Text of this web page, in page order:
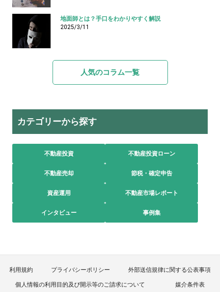
地面師とは？手口をわかりやすく解説
2025/3/11
人気のコラム一覧
カテゴリーから探す
不動産投資 不動産投資ローン
不動産売却 節税・確定申告
資産運用 不動産市場レポート
インタビュー 事例集
利用規約 プライバシーポリシー 外部送信規律に関する公表事項
個人情報の利用目的及び開示等のご請求について 媒介条件表